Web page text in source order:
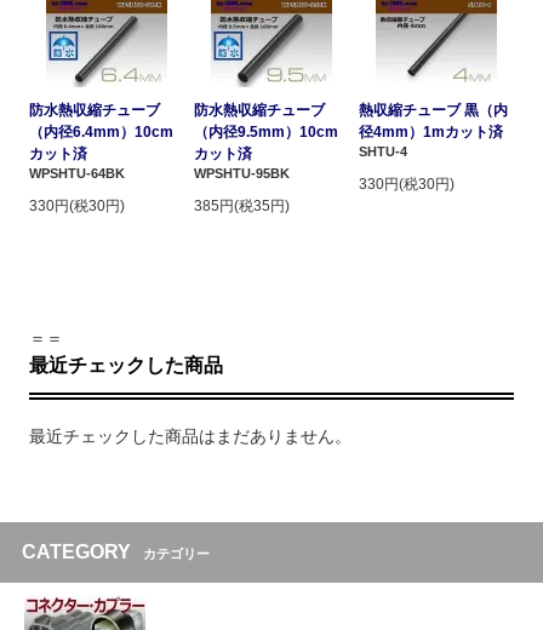
防水熱収縮チューブ
（内径6.4mm）10cm
カット済
WPSHTU-64BK
330円(税30円)
防水熱収縮チューブ
（内径9.5mm）10cm
カット済
WPSHTU-95BK
385円(税35円)
熱収縮チューブ 黒（内
径4mm）1mカット済
SHTU-4
330円(税30円)
＝＝
最近チェックした商品
最近チェックした商品はまだありません。
CATEGORY カテゴリー